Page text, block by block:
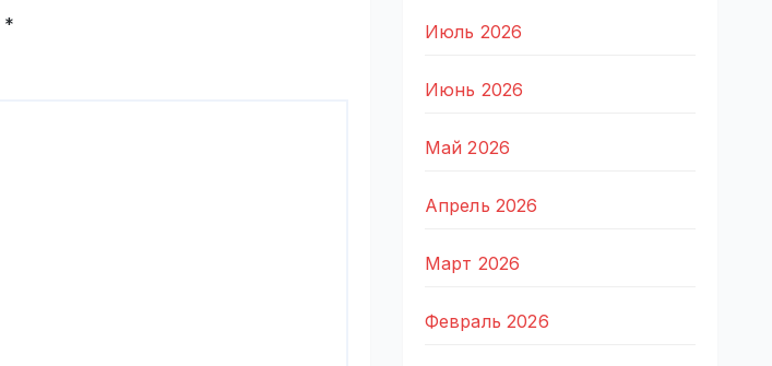
* Июль 2026
Июнь 2026
Май 2026
Апрель 2026
Март 2026
Февраль 2026